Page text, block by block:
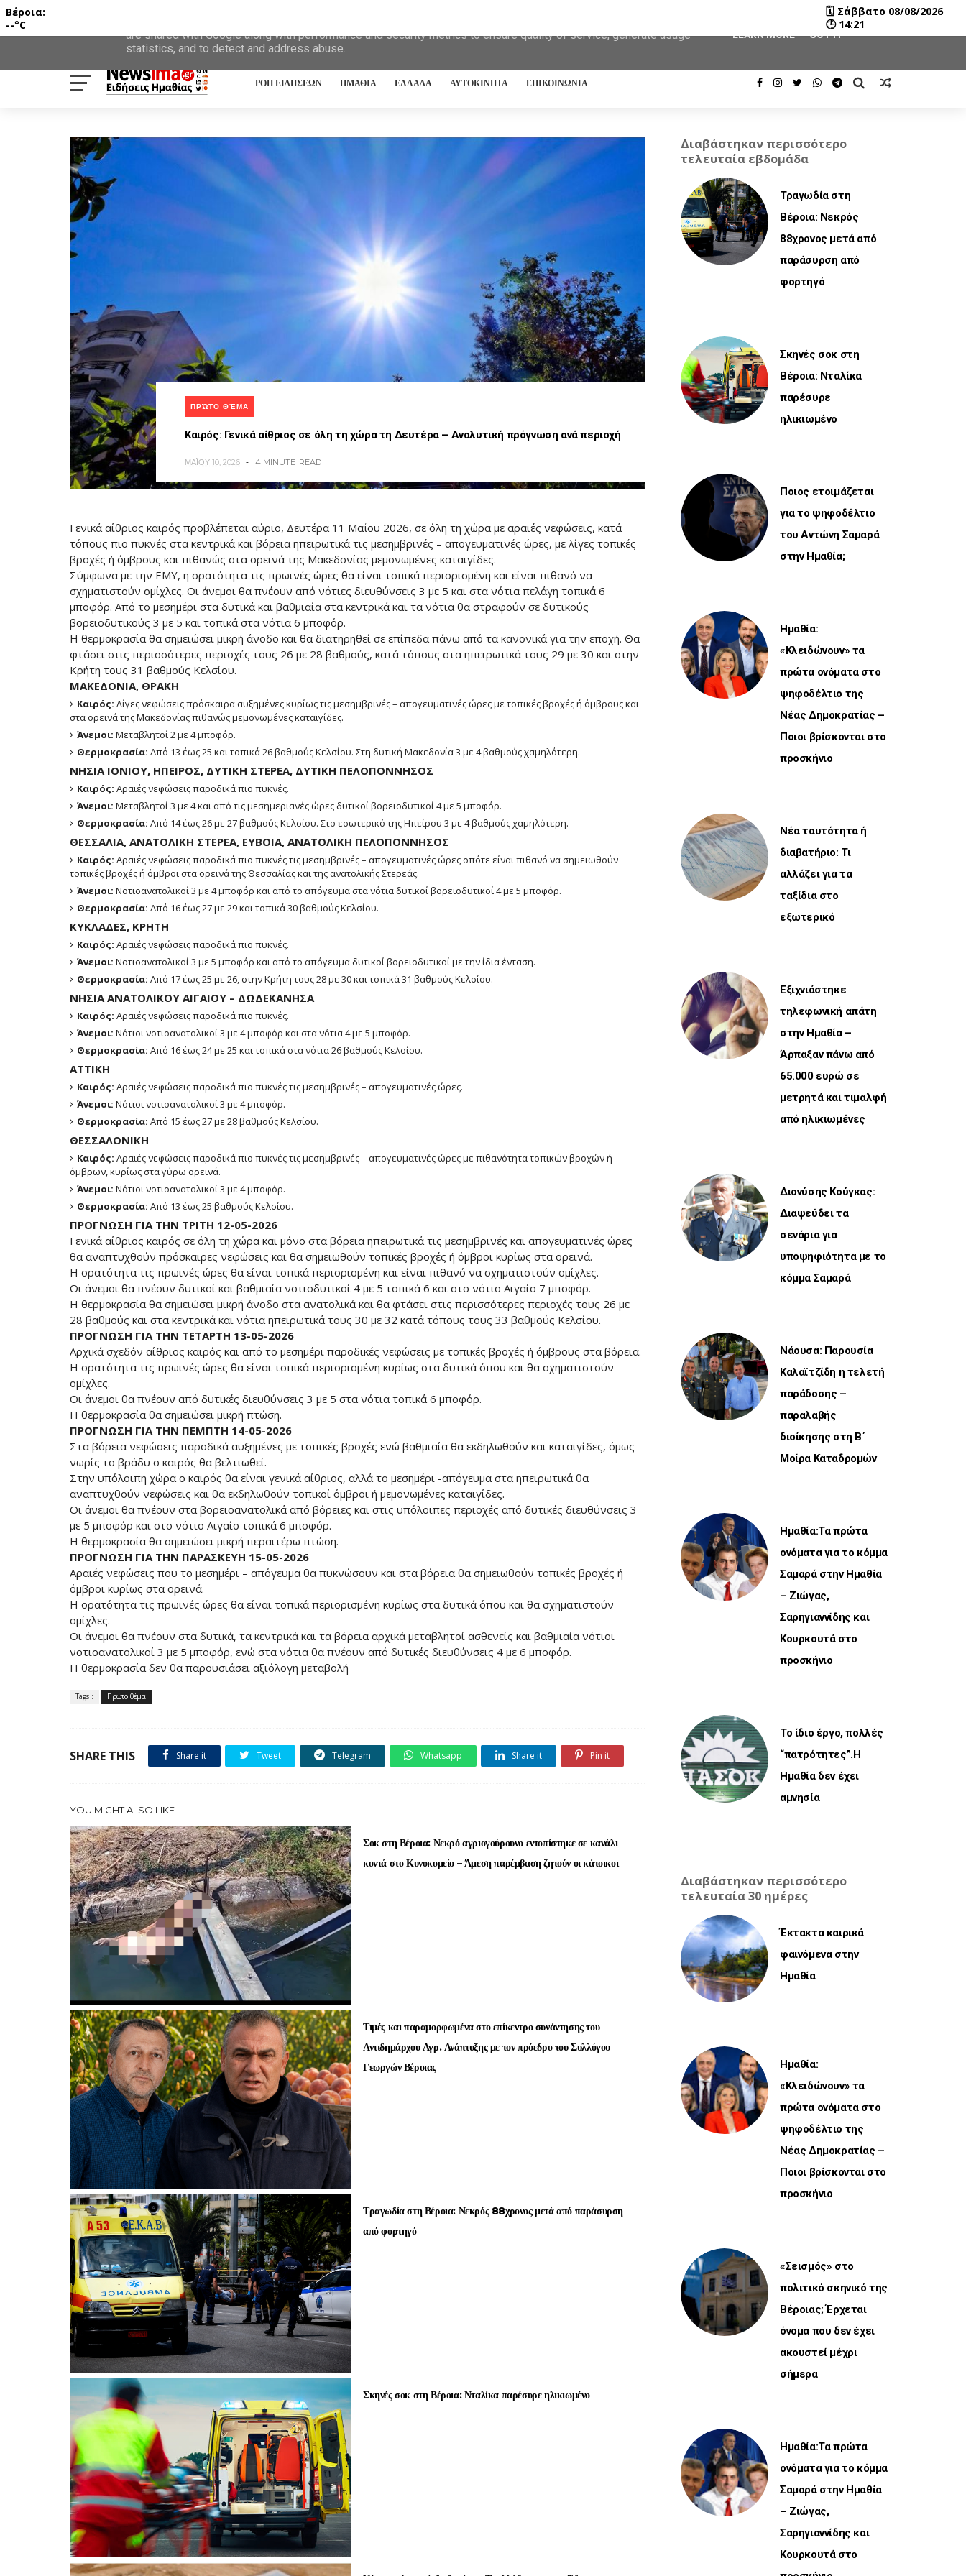
ΡΟΗ ΕΙΔΗΣΕΩΝ ΗΜΑΘΙΑ ΕΛΛΑΔΑ ΑΥΤΟΚΙΝΗΤΑ ΕΠΙΚΟΙΝΩΝΙΑ
ΠΡΏΤΟ ΘΈΜΑ
Καιρός: Γενικά αίθριος σε όλη τη χώρα τη Δευτέρα – Αναλυτική πρόγνωση ανά περιοχή
ΜΑΪ́ΟΥ 10, 2026 4 MINUTE READ
Γενικά αίθριος καιρός προβλέπεται αύριο, Δευτέρα 11 Μαΐου 2026, σε όλη τη χώρα με αραιές νεφώσεις, κατά
τόπους πιο πυκνές στα κεντρικά και βόρεια ηπειρωτικά τις μεσημβρινές – απογευματινές ώρες, με λίγες τοπικές
βροχές ή όμβρους και πιθανώς στα ορεινά της Μακεδονίας μεμονωμένες καταιγίδες.
Σύμφωνα με την ΕΜΥ, η ορατότητα τις πρωινές ώρες θα είναι τοπικά περιορισμένη και είναι πιθανό να
σχηματιστούν ομίχλες. Οι άνεμοι θα πνέουν από νότιες διευθύνσεις 3 με 5 και στα νότια πελάγη τοπικά 6
μποφόρ. Από το μεσημέρι στα δυτικά και βαθμιαία στα κεντρικά και τα νότια θα στραφούν σε δυτικούς
βορειοδυτικούς 3 με 5 και τοπικά στα νότια 6 μποφόρ.
Η θερμοκρασία θα σημειώσει μικρή άνοδο και θα διατηρηθεί σε επίπεδα πάνω από τα κανονικά για την εποχή. Θα
φτάσει στις περισσότερες περιοχές τους 26 με 28 βαθμούς, κατά τόπους στα ηπειρωτικά τους 29 με 30 και στην
Κρήτη τους 31 βαθμούς Κελσίου.
ΜΑΚΕΔΟΝΙΑ, ΘΡΑΚΗ
Καιρός: Λίγες νεφώσεις πρόσκαιρα αυξημένες κυρίως τις μεσημβρινές – απογευματινές ώρες με τοπικές βροχές ή όμβρους και
στα ορεινά της Μακεδονίας πιθανώς μεμονωμένες καταιγίδες.
Άνεμοι: Μεταβλητοί 2 με 4 μποφόρ.
Θερμοκρασία: Από 13 έως 25 και τοπικά 26 βαθμούς Κελσίου. Στη δυτική Μακεδονία 3 με 4 βαθμούς χαμηλότερη.
ΝΗΣΙΑ ΙΟΝΙΟΥ, ΗΠΕΙΡΟΣ, ΔΥΤΙΚΗ ΣΤΕΡΕΑ, ΔΥΤΙΚΗ ΠΕΛΟΠΟΝΝΗΣΟΣ
Καιρός: Αραιές νεφώσεις παροδικά πιο πυκνές.
Άνεμοι: Μεταβλητοί 3 με 4 και από τις μεσημεριανές ώρες δυτικοί βορειοδυτικοί 4 με 5 μποφόρ.
Θερμοκρασία: Από 14 έως 26 με 27 βαθμούς Κελσίου. Στο εσωτερικό της Ηπείρου 3 με 4 βαθμούς χαμηλότερη.
ΘΕΣΣΑΛΙΑ, ΑΝΑΤΟΛΙΚΗ ΣΤΕΡΕΑ, ΕΥΒΟΙΑ, ΑΝΑΤΟΛΙΚΗ ΠΕΛΟΠΟΝΝΗΣΟΣ
Καιρός: Αραιές νεφώσεις παροδικά πιο πυκνές τις μεσημβρινές – απογευματινές ώρες οπότε είναι πιθανό να σημειωθούν
τοπικές βροχές ή όμβροι στα ορεινά της Θεσσαλίας και της ανατολικής Στερεάς.
Άνεμοι: Νοτιοανατολικοί 3 με 4 μποφόρ και από το απόγευμα στα νότια δυτικοί βορειοδυτικοί 4 με 5 μποφόρ.
Θερμοκρασία: Από 16 έως 27 με 29 και τοπικά 30 βαθμούς Κελσίου.
ΚΥΚΛΑΔΕΣ, ΚΡΗΤΗ
Καιρός: Αραιές νεφώσεις παροδικά πιο πυκνές.
Άνεμοι: Νοτιοανατολικοί 3 με 5 μποφόρ και από το απόγευμα δυτικοί βορειοδυτικοί με την ίδια ένταση.
Θερμοκρασία: Από 17 έως 25 με 26, στην Κρήτη τους 28 με 30 και τοπικά 31 βαθμούς Κελσίου.
ΝΗΣΙΑ ΑΝΑΤΟΛΙΚΟΥ ΑΙΓΑΙΟΥ – ΔΩΔΕΚΑΝΗΣΑ
Καιρός: Αραιές νεφώσεις παροδικά πιο πυκνές.
Άνεμοι: Νότιοι νοτιοανατολικοί 3 με 4 μποφόρ και στα νότια 4 με 5 μποφόρ.
Θερμοκρασία: Από 16 έως 24 με 25 και τοπικά στα νότια 26 βαθμούς Κελσίου.
ΑΤΤΙΚΗ
Καιρός: Αραιές νεφώσεις παροδικά πιο πυκνές τις μεσημβρινές – απογευματινές ώρες.
Άνεμοι: Νότιοι νοτιοανατολικοί 3 με 4 μποφόρ.
Θερμοκρασία: Από 15 έως 27 με 28 βαθμούς Κελσίου.
ΘΕΣΣΑΛΟΝΙΚΗ
Καιρός: Αραιές νεφώσεις παροδικά πιο πυκνές τις μεσημβρινές – απογευματινές ώρες με πιθανότητα τοπικών βροχών ή
όμβρων, κυρίως στα γύρω ορεινά.
Άνεμοι: Νότιοι νοτιοανατολικοί 3 με 4 μποφόρ.
Θερμοκρασία: Από 13 έως 25 βαθμούς Κελσίου.
ΠΡΟΓΝΩΣΗ ΓΙΑ ΤΗΝ ΤΡΙΤΗ 12-05-2026
Γενικά αίθριος καιρός σε όλη τη χώρα και μόνο στα βόρεια ηπειρωτικά τις μεσημβρινές και απογευματινές ώρες
θα αναπτυχθούν πρόσκαιρες νεφώσεις και θα σημειωθούν τοπικές βροχές ή όμβροι κυρίως στα ορεινά.
Η ορατότητα τις πρωινές ώρες θα είναι τοπικά περιορισμένη και είναι πιθανό να σχηματιστούν ομίχλες.
Οι άνεμοι θα πνέουν δυτικοί και βαθμιαία νοτιοδυτικοί 4 με 5 τοπικά 6 και στο νότιο Αιγαίο 7 μποφόρ.
Η θερμοκρασία θα σημειώσει μικρή άνοδο στα ανατολικά και θα φτάσει στις περισσότερες περιοχές τους 26 με
28 βαθμούς και στα κεντρικά και νότια ηπειρωτικά τους 30 με 32 κατά τόπους τους 33 βαθμούς Κελσίου.
ΠΡΟΓΝΩΣΗ ΓΙΑ ΤΗΝ ΤΕΤΑΡΤΗ 13-05-2026
Αρχικά σχεδόν αίθριος καιρός και από το μεσημέρι παροδικές νεφώσεις με τοπικές βροχές ή όμβρους στα βόρεια.
Η ορατότητα τις πρωινές ώρες θα είναι τοπικά περιορισμένη κυρίως στα δυτικά όπου και θα σχηματιστούν
ομίχλες.
Οι άνεμοι θα πνέουν από δυτικές διευθύνσεις 3 με 5 στα νότια τοπικά 6 μποφόρ.
Η θερμοκρασία θα σημειώσει μικρή πτώση.
ΠΡΟΓΝΩΣΗ ΓΙΑ ΤΗΝ ΠΕΜΠΤΗ 14-05-2026
Στα βόρεια νεφώσεις παροδικά αυξημένες με τοπικές βροχές ενώ βαθμιαία θα εκδηλωθούν και καταιγίδες, όμως
νωρίς το βράδυ ο καιρός θα βελτιωθεί.
Στην υπόλοιπη χώρα ο καιρός θα είναι γενικά αίθριος, αλλά το μεσημέρι -απόγευμα στα ηπειρωτικά θα
αναπτυχθούν νεφώσεις και θα εκδηλωθούν τοπικοί όμβροι ή μεμονωμένες καταιγίδες.
Οι άνεμοι θα πνέουν στα βορειοανατολικά από βόρειες και στις υπόλοιπες περιοχές από δυτικές διευθύνσεις 3
με 5 μποφόρ και στο νότιο Αιγαίο τοπικά 6 μποφόρ.
Η θερμοκρασία θα σημειώσει μικρή περαιτέρω πτώση.
ΠΡΟΓΝΩΣΗ ΓΙΑ ΤΗΝ ΠΑΡΑΣΚΕΥΗ 15-05-2026
Αραιές νεφώσεις που το μεσημέρι – απόγευμα θα πυκνώσουν και στα βόρεια θα σημειωθούν τοπικές βροχές ή
όμβροι κυρίως στα ορεινά.
Η ορατότητα τις πρωινές ώρες θα είναι τοπικά περιορισμένη κυρίως στα δυτικά όπου και θα σχηματιστούν
ομίχλες.
Οι άνεμοι θα πνέουν στα δυτικά, τα κεντρικά και τα βόρεια αρχικά μεταβλητοί ασθενείς και βαθμιαία νότιοι
νοτιοανατολικοί 3 με 5 μποφόρ, ενώ στα νότια θα πνέουν από δυτικές διευθύνσεις 4 με 6 μποφόρ.
Η θερμοκρασία δεν θα παρουσιάσει αξιόλογη μεταβολή
Tags : Πρώτο θέμα
SHARE THIS Share it Tweet Telegram Whatsapp Share it Pin it
YOU MIGHT ALSO LIKE
Σοκ στη Βέροια: Νεκρό αγριογούρουνο εντοπίστηκε σε κανάλι
κοντά στο Κυνοκομείο – Άμεση παρέμβαση ζητούν οι κάτοικοι
Τιμές και παραμορφωμένα στο επίκεντρο συνάντησης του
Αντιδημάρχου Αγρ. Ανάπτυξης με τον πρόεδρο του Συλλόγου
Γεωργών Βέροιας
Τραγωδία στη Βέροια: Νεκρός 88χρονος μετά από παράσυρση
από φορτηγό
Σκηνές σοκ στη Βέροια: Νταλίκα παρέσυρε ηλικιωμένο
Διαβάστηκαν περισσότερο
τελευταία εβδομάδα
Τραγωδία στη
Βέροια: Νεκρός
88χρονος μετά από
παράσυρση από
φορτηγό
Σκηνές σοκ στη
Βέροια: Νταλίκα
παρέσυρε
ηλικιωμένο
Ποιος ετοιμάζεται
για το ψηφοδέλτιο
του Αντώνη Σαμαρά
στην Ημαθία;
Ημαθία:
«Κλειδώνουν» τα
πρώτα ονόματα στο
ψηφοδέλτιο της
Νέας Δημοκρατίας –
Ποιοι βρίσκονται στο
προσκήνιο
Νέα ταυτότητα ή
διαβατήριο: Τι
αλλάζει για τα
ταξίδια στο
εξωτερικό
Εξιχνιάστηκε
τηλεφωνική απάτη
στην Ημαθία –
Άρπαξαν πάνω από
65.000 ευρώ σε
μετρητά και τιμαλφή
από ηλικιωμένες
Διονύσης Κούγκας:
Διαψεύδει τα
σενάρια για
υποψηφιότητα με το
κόμμα Σαμαρά
Νάουσα: Παρουσία
Καλαϊτζίδη η τελετή
παράδοσης –
παραλαβής
διοίκησης στη Β΄
Μοίρα Καταδρομών
Ημαθία:Τα πρώτα
ονόματα για το κόμμα
Σαμαρά στην Ημαθία
– Ζιώγας,
Σαρηγιαννίδης και
Κουρκουτά στο
προσκήνιο
Το ίδιο έργο, πολλές
“πατρότητες”.Η
Ημαθία δεν έχει
αμνησία
Διαβάστηκαν περισσότερο
τελευταία 30 ημέρες
Έκτακτα καιρικά
φαινόμενα στην
Ημαθία
Ημαθία:
«Κλειδώνουν» τα
πρώτα ονόματα στο
ψηφοδέλτιο της
Νέας Δημοκρατίας –
Ποιοι βρίσκονται στο
προσκήνιο
«Σεισμός» στο
πολιτικό σκηνικό της
Βέροιας; Έρχεται
όνομα που δεν έχει
ακουστεί μέχρι
σήμερα
Ημαθία:Τα πρώτα
ονόματα για το κόμμα
Σαμαρά στην Ημαθία
– Ζιώγας,
Σαρηγιαννίδης και
Κουρκουτά στο
Βέροια:
--°C
🗓 Σάββατο 08/08/2026
🕒 14:21
are shared with Google along with performance and security metrics to ensure quality of service, generate usage
statistics, and to detect and address abuse.
LEARN MORE GOT IT